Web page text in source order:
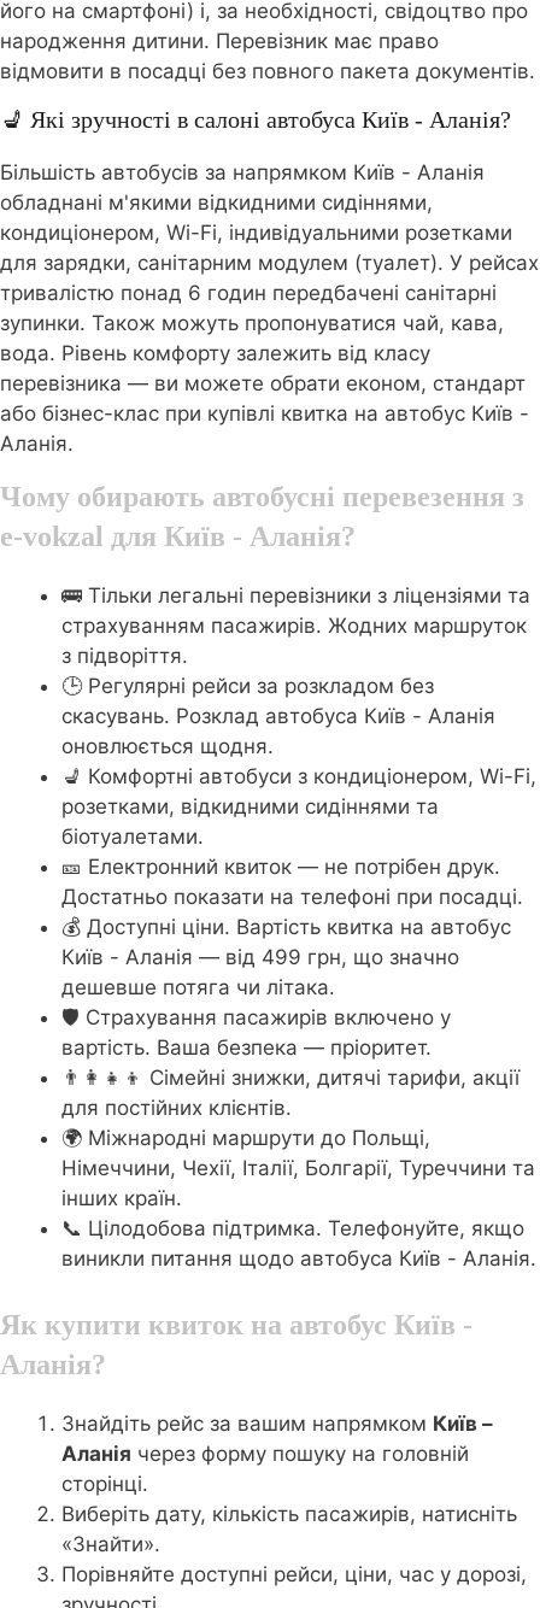
його на смартфоні) і, за необхідності, свідоцтво про
народження дитини. Перевізник має право
відмовити в посадці без повного пакета документів.
💺 Які зручності в салоні автобуса Київ - Аланія?
Більшість автобусів за напрямком Київ - Аланія
обладнані м'якими відкидними сидіннями,
кондиціонером, Wi-Fi, індивідуальними розетками
для зарядки, санітарним модулем (туалет). У рейсах
тривалістю понад 6 годин передбачені санітарні
зупинки. Також можуть пропонуватися чай, кава,
вода. Рівень комфорту залежить від класу
перевізника — ви можете обрати економ, стандарт
або бізнес-клас при купівлі квитка на автобус Київ -
Аланія.
Чому обирають автобусні перевезення з
e-vokzal для Київ - Аланія?
🚌 Тільки легальні перевізники з ліцензіями та
страхуванням пасажирів. Жодних маршруток
з підворіття.
🕒 Регулярні рейси за розкладом без
скасувань. Розклад автобуса Київ - Аланія
оновлюється щодня.
💺 Комфортні автобуси з кондиціонером, Wi-Fi,
розетками, відкидними сидіннями та
біотуалетами.
🎫 Електронний квиток — не потрібен друк.
Достатньо показати на телефоні при посадці.
💰 Доступні ціни. Вартість квитка на автобус
Київ - Аланія — від 499 грн, що значно
дешевше потяга чи літака.
🛡️ Страхування пасажирів включено у
вартість. Ваша безпека — пріоритет.
👨‍👩‍👧‍👦 Сімейні знижки, дитячі тарифи, акції
для постійних клієнтів.
🌍 Міжнародні маршрути до Польщі,
Німеччини, Чехії, Італії, Болгарії, Туреччини та
інших країн.
📞 Цілодобова підтримка. Телефонуйте, якщо
виникли питання щодо автобуса Київ - Аланія.
Як купити квиток на автобус Київ -
Аланія?
Знайдіть рейс за вашим напрямком Київ –
Аланія через форму пошуку на головній
сторінці.
Виберіть дату, кількість пасажирів, натисніть
«Знайти».
Порівняйте доступні рейси, ціни, час у дорозі,